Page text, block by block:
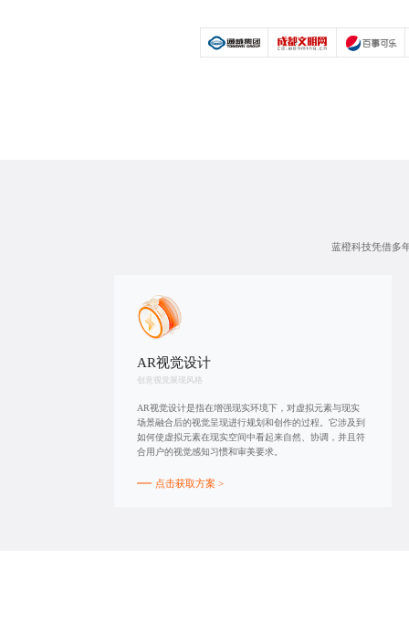
蓝橙科技凭借多
AR视觉设计
创意视觉展现风格
AR视觉设计是指在增强现实环境下，对虚拟元素与现实
场景融合后的视觉呈现进行规划和创作的过程。它涉及到
如何使虚拟元素在现实空间中看起来自然、协调，并且符
合用户的视觉感知习惯和审美要求。
点击获取方案 >